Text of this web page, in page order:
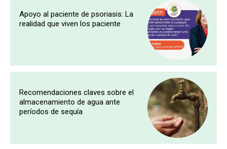
Apoyo al paciente de psoriasis: La
realidad que viven los paciente
Recomendaciones claves sobre el
almacenamiento de agua ante
períodos de sequía